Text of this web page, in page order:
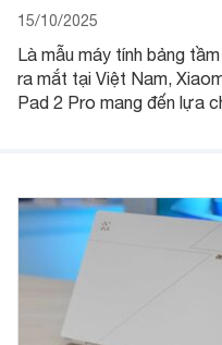
15/10/2025
Là mẫu máy tính bảng
ra mắt tại Việt Nam,
Pad 2 Pro mang đến lựa